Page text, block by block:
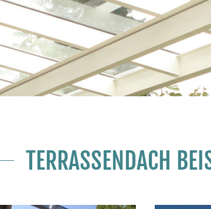
TERRASSENDACH